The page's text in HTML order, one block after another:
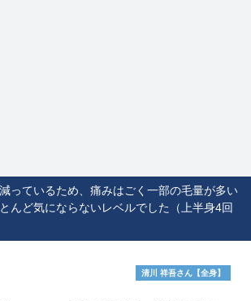
っているため、痛みはごく一部の毛量が多い
んど気にならないレベルでした（上半身4回
清川 祥吾さん【全身】